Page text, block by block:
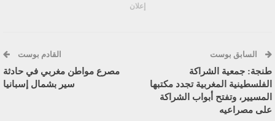
إعلان
السابق بوست
طنجة: جمعية الشراكة
الفلسطينية المغربية تجدد مكتبها
المسيير، وتفتح أبواب الشراكة
على مصراعيه
القادم بوست
مصرع مواطن مغربي في حادثة
سير بشمال إسبانيا